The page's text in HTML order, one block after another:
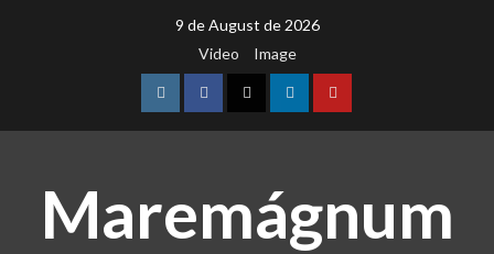
9 de August de 2026
Video
Image
InstagramFacebookTwitterLinkedinYoutube
Maremágnum